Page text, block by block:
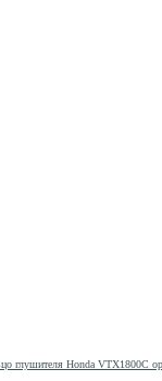
глушителя Honda VTX1800C